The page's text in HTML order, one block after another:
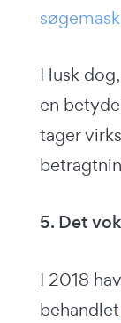
Husk
en
tager
5. Det
I 2018
behandlet